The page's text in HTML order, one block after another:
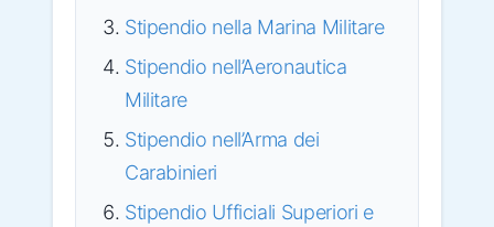
Stipendio nella Marina Militare
Stipendio nell’Aeronautica
Militare
Stipendio nell’Arma dei
Carabinieri
Stipendio Ufficiali Superiori e